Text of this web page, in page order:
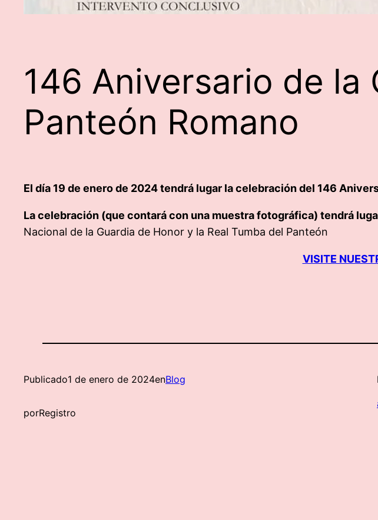
146 Aniversario de la
Panteón Romano
El día 19 de enero de 2024 tendrá lugar la celebración del 146
La celebración (que contará con una muestra fotográfica) tendrá
Nacional de la Guardia de Honor y la Real Tumba del Panteón
VISITE
Publicado1 de enero de 2024enBlog
porRegistro